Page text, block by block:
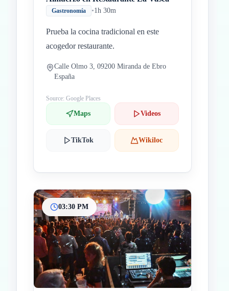
Gastronomía •1h 30m
Prueba la cocina tradicional en este
acogedor restaurante.
Calle Olmo 3, 09200 Miranda de Ebro
España
Source: Google Places
Maps Videos
TikTok Wikiloc
03:30 PM